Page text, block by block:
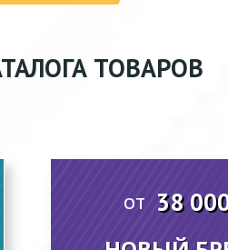
ТОВАРОВ
от 38